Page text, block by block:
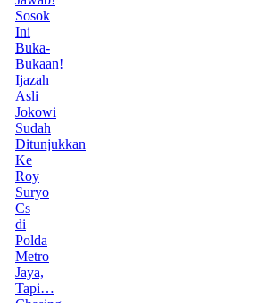
Sosok
Ini
Buka-
Bukaan!
Ijazah
Asli
Jokowi
Sudah
Ditunjukkan
Ke
Roy
Suryo
Cs
di
Polda
Metro
Jaya,
Tapi…